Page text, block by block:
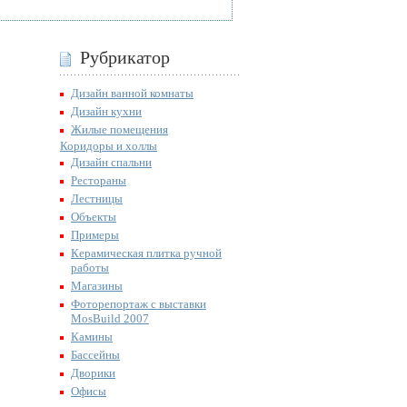
Рубрикатор
Дизайн ванной комнаты
Дизайн кухни
Жилые помещения
Коридоры и холлы
Дизайн спальни
Рестораны
Лестницы
Объекты
Примеры
Керамическая плитка ручной
работы
Магазины
Фоторепортаж с выставки
MosBuild 2007
Камины
Бассейны
Дворики
Офисы